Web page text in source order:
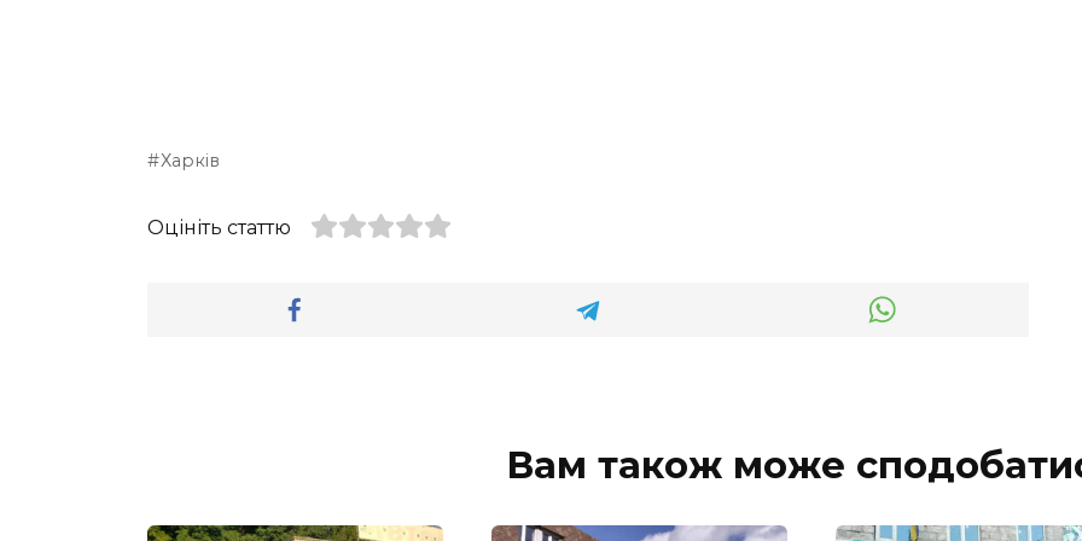
Харків
Оцініть статтю
Вам також може